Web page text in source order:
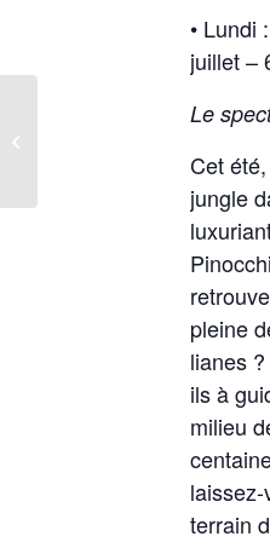
• Lundi
juillet –
Le
Cet
jungle
pleine
lianes
ils à
milieu
terrain